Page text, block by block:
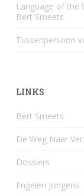
Language of the
Bert Smeets
Tussenpersoon
LINKS
Bert Smeets
De Weg Naar
Dossiers
Engelen Jongens